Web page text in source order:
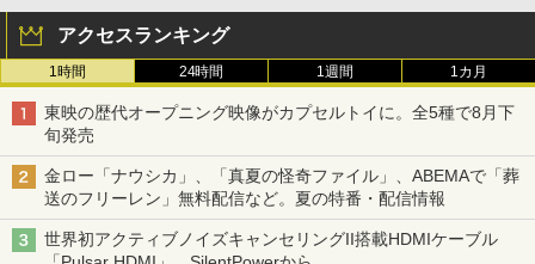
アクセスランキング
1時間 24時間 1週間 1カ月
東映の歴代オープニング映像がカプセルトイに。全5種で8月下
旬発売
金ロー「ナウシカ」、「真夏の怪奇ファイル」、ABEMAで「葬
送のフリーレン」無料配信など。夏の特番・配信情報
世界初アクティブノイズキャンセリングII搭載HDMIケーブル